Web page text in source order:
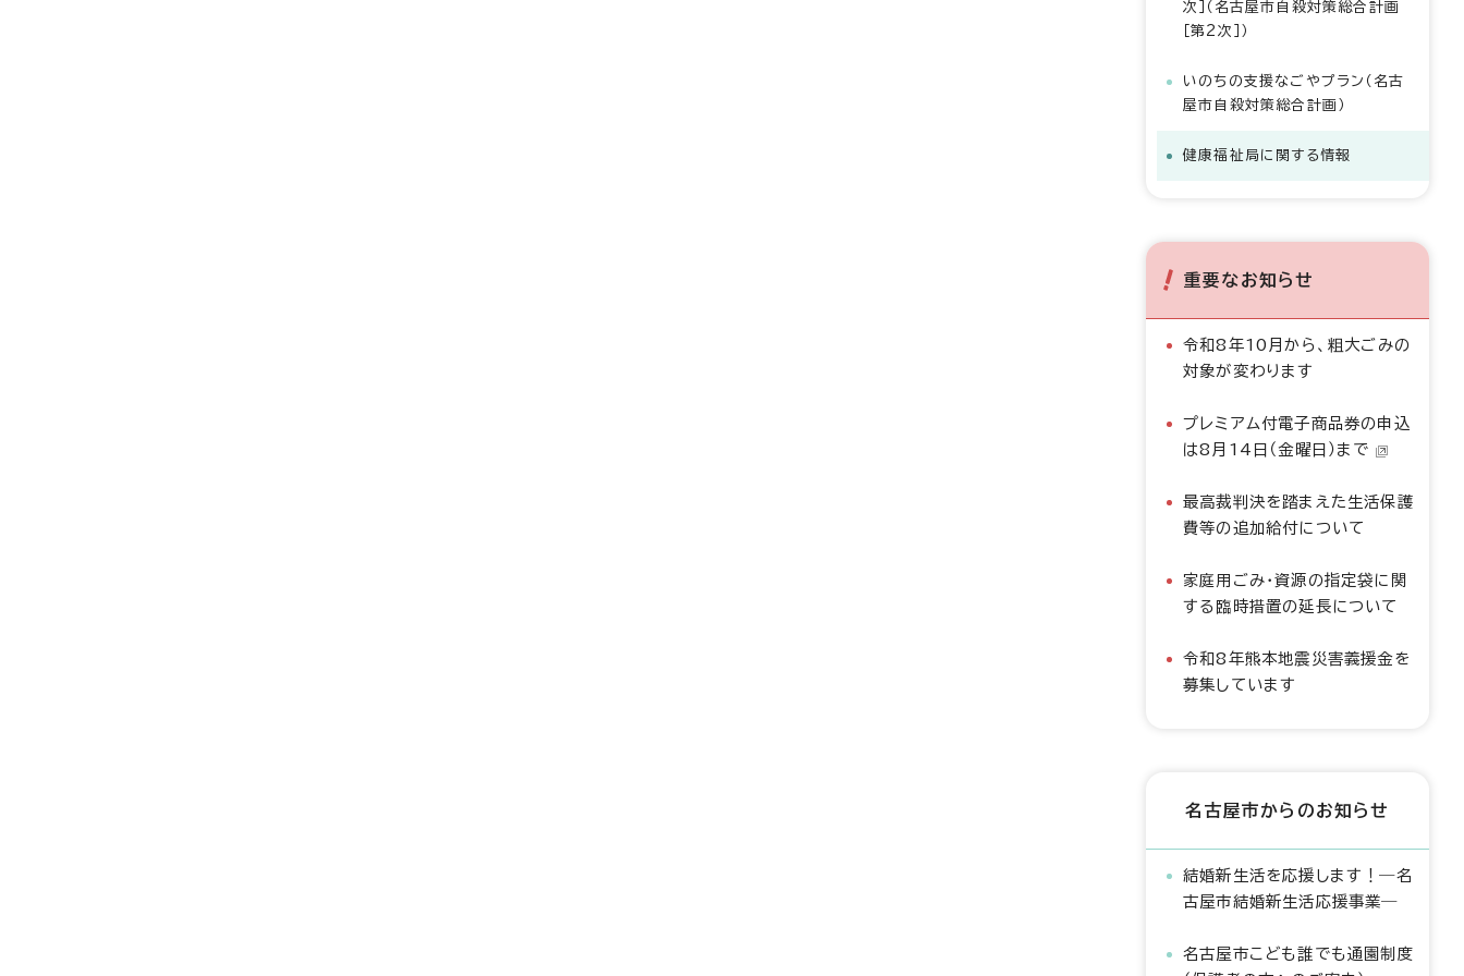
次］（名古屋市自殺対策総合計画
［第2次］）
いのちの支援なごやプラン（名古
屋市自殺対策総合計画）
健康福祉局に関する情報
重要なお知らせ
令和8年10月から、粗大ごみの
対象が変わります
プレミアム付電子商品券の申込
は8月14日（金曜日）まで
最高裁判決を踏まえた生活保護
費等の追加給付について
家庭用ごみ・資源の指定袋に関
する臨時措置の延長について
令和8年熊本地震災害義援金を
募集しています
名古屋市からのお知らせ
結婚新生活を応援します！―名
古屋市結婚新生活応援事業―
名古屋市こども誰でも通園制度